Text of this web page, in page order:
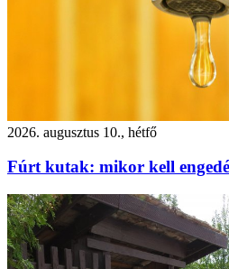
2026. augusztus 10., hétfő
Fúrt kutak: mikor kell